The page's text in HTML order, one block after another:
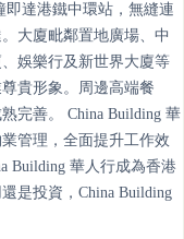
即達港鐵中環站，無縫連
大廈毗鄰置地廣場、中
娛樂行及新世界大廈等
貴形象。周邊高端餐
完善。 China Building 華
管理，全面提升工作效
Building 華人行成為香港
是投資，China Building